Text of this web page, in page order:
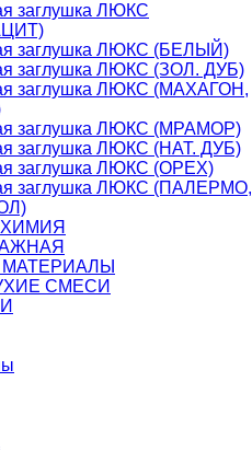
заглушка ЛЮКС
заглушка ЛЮКС (БЕЛЫЙ)
заглушка ЛЮКС (ЗОЛ. ДУБ)
заглушка ЛЮКС (МАХАГОН,
заглушка ЛЮКС (МРАМОР)
заглушка ЛЮКС (НАТ. ДУБ)
заглушка ЛЮКС (ОРЕХ)
заглушка ЛЮКС (ПАЛЕРМО,
СМЕСИ